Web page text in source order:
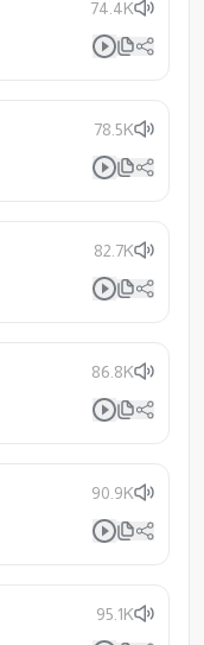
74.4K
78.5K
82.7K
86.8K
90.9K
95.1K